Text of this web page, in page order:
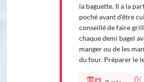
la baguette. Il a la
poché avant d'être
conseillé de faire
chaque demi bagel
manger ou de les
du four. Préparer le